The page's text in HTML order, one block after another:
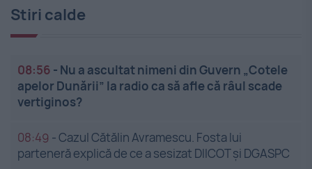
Stiri calde
08:56 - Nu a ascultat nimeni din Guvern „Cotele
apelor Dunării” la radio ca să afle că râul scade
vertiginos?
08:49 -Cazul Cătălin Avramescu. Fosta lui
parteneră explică de ce a sesizat DIICOT și DGASPC